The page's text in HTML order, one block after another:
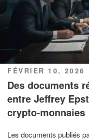
PUBLIÉ
LE
FÉVRIER 10, 2026
Des documents
entre Jeffrey
crypto-monnaies
Les documents publiés